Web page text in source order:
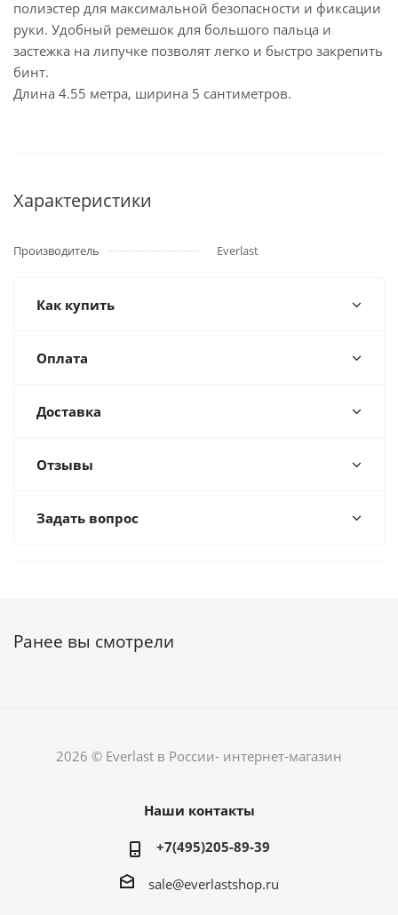
полиэстер для максимальной безопасности и фиксации
руки. Удобный ремешок для большого пальца и
застежка на липучке позволят легко и быстро закрепить
бинт.
Длина 4.55 метра, ширина 5 сантиметров.
Характеристики
Производитель Everlast
Как купить
Оплата
Доставка
Отзывы
Задать вопрос
Ранее вы смотрели
2026 © Everlast в России- интернет-магазин
Наши контакты
+7(495)205-89-39
sale@everlastshop.ru